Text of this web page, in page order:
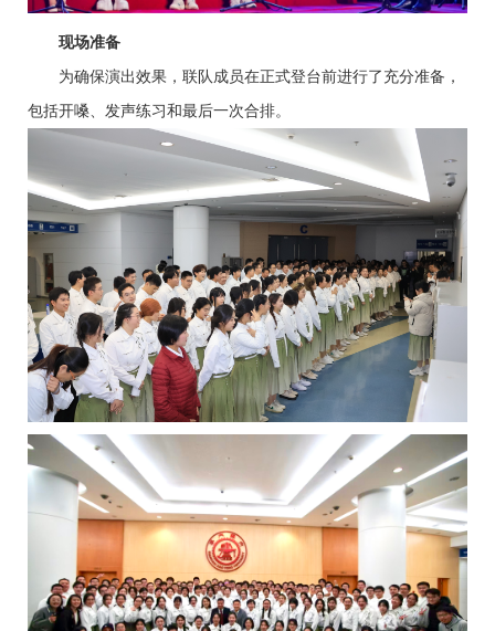
现场准备
为确保演出效果，联队成员在正式登台前进行了充分准备，
包括开嗓、发声练习和最后一次合排。